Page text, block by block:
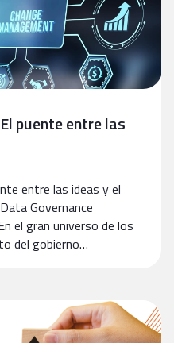
puente entre las
entre las ideas y el
Governance
el gran universo de los
del gobierno…